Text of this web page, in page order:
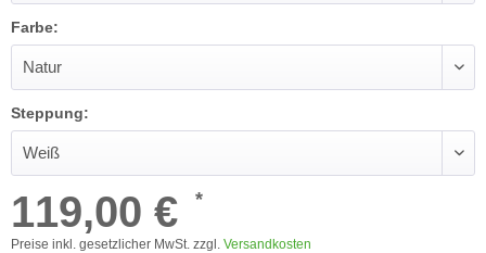
Farbe:
Steppung:
119,00 € *
Preise inkl. gesetzlicher MwSt. zzgl. Versandkosten